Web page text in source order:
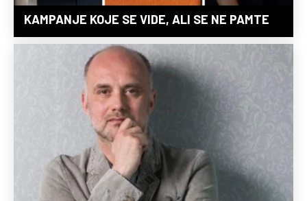
KAMPANJE KOJE SE VIDE, ALI SE NE PAMTE